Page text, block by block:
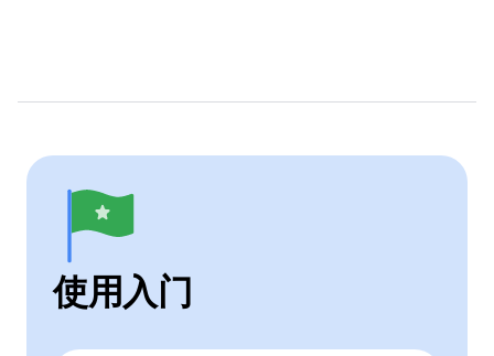
使用入门